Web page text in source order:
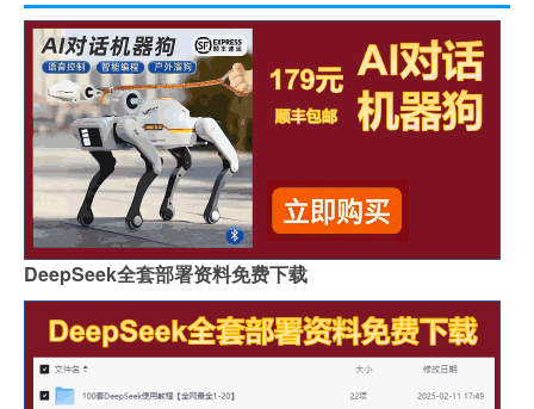
DeepSeek全套部署资料免费下载